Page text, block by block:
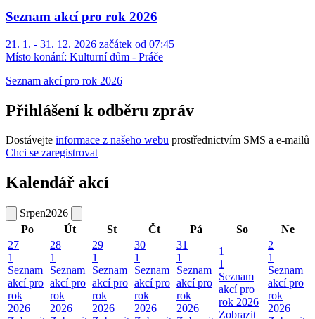
Seznam akcí pro rok 2026
21. 1. - 31. 12. 2026 začátek od 07:45
Místo konání: Kulturní dům - Práče
Seznam akcí pro rok 2026
Přihlášení k odběru zpráv
Dostávejte informace z našeho webu prostřednictvím SMS a e-mailů
Chci se zaregistrovat
Kalendář akcí
Srpen2026
Po
Út St Čt Pá So
Ne
27
1
Seznam
akcí pro
rok
2026
28
1
Seznam
akcí pro
rok
2026
29
1
Seznam
akcí pro
rok
2026
30
1
Seznam
akcí pro
rok
2026
31
1
Seznam
akcí pro
rok
2026
1
1
Seznam
akcí pro
rok 2026
Zobrazit
2
1
Seznam
akcí pro
rok
2026